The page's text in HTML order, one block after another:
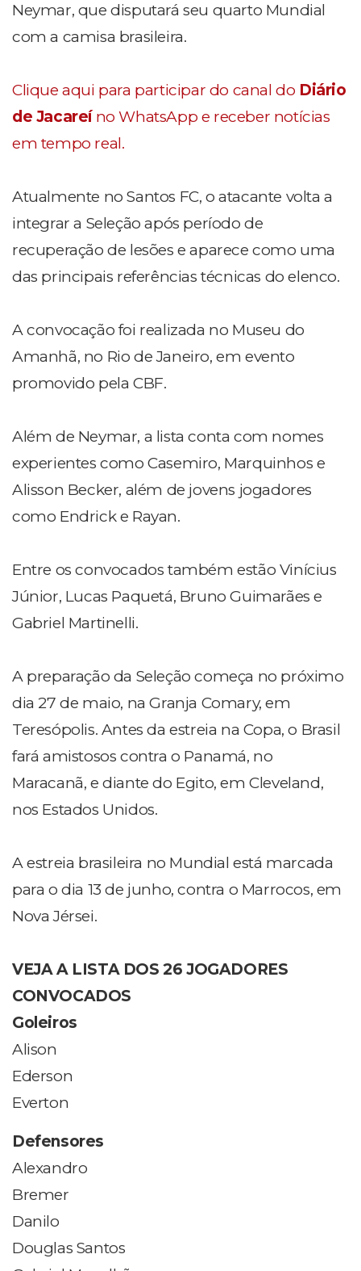
Neymar, que disputará seu quarto Mundial
com a camisa brasileira.
Clique aqui para participar do canal do Diário
de Jacareíno WhatsApp e receber notícias
em tempo real.
Atualmente no Santos FC, o atacante volta a
integrar a Seleção após período de
recuperação de lesões e aparece como uma
das principais referências técnicas do elenco.
A convocação foi realizada no Museu do
Amanhã, no Rio de Janeiro, em evento
promovido pela CBF.
Além de Neymar, a lista conta com nomes
experientes como Casemiro, Marquinhos e
Alisson Becker, além de jovens jogadores
como Endrick e Rayan.
Entre os convocados também estão Vinícius
Júnior, Lucas Paquetá, Bruno Guimarães e
Gabriel Martinelli.
A preparação da Seleção começa no próximo
dia 27 de maio, na Granja Comary, em
Teresópolis. Antes da estreia na Copa, o Brasil
fará amistosos contra o Panamá, no
Maracanã, e diante do Egito, em Cleveland,
nos Estados Unidos.
A estreia brasileira no Mundial está marcada
para o dia 13 de junho, contra o Marrocos, em
Nova Jérsei.
VEJA A LISTA DOS 26 JOGADORES
CONVOCADOS
Goleiros
Alison
Ederson
Everton
Defensores
Alexandro
Bremer
Danilo
Douglas Santos